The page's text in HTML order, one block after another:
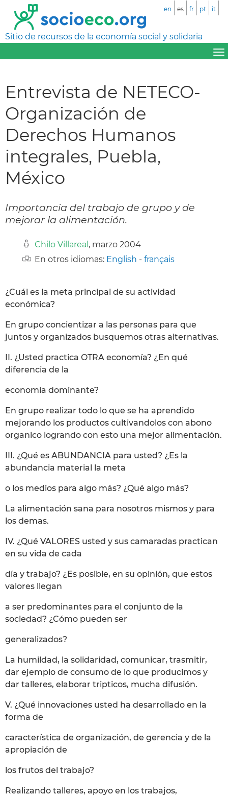
Sitio de recursos de la economía social y solidaria
en es fr pt it
Entrevista de NETECO-
Organización de
Derechos Humanos
integrales, Puebla,
México
Importancia del trabajo de grupo y de
mejorar la alimentación.
Chilo Villareal , marzo 2004
En otros idiomas: English - français
¿Cuál es la meta principal de su actividad
económica?
En grupo concientizar a las personas para que
juntos y organizados busquemos otras alternativas.
II. ¿Usted practica OTRA economía? ¿En qué
diferencia de la
economía dominante?
En grupo realizar todo lo que se ha aprendido
mejorando los productos cultivandolos con abono
organico logrando con esto una mejor alimentación.
III. ¿Qué es ABUNDANCIA para usted? ¿Es la
abundancia material la meta
o los medios para algo más? ¿Qué algo más?
La alimentación sana para nosotros mismos y para
los demas.
IV. ¿Qué VALORES usted y sus camaradas practican
en su vida de cada
día y trabajo? ¿Es posible, en su opinión, que estos
valores llegan
a ser predominantes para el conjunto de la
sociedad? ¿Cómo pueden ser
generalizados?
La humildad, la solidaridad, comunicar, trasmitir,
dar ejemplo de consumo de lo que producimos y
dar talleres, elaborar tripticos, mucha difusión.
V. ¿Qué innovaciones usted ha desarrollado en la
forma de
característica de organización, de gerencia y de la
apropiación de
los frutos del trabajo?
Realizando talleres, apoyo en los trabajos,